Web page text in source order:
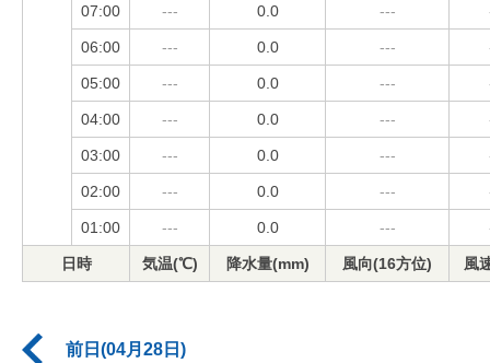
07:00 --- 0.0 ---
06:00 --- 0.0 ---
05:00 --- 0.0 ---
04:00 --- 0.0 ---
03:00 --- 0.0 ---
02:00 --- 0.0 ---
01:00 --- 0.0 ---
日時 気温(℃) 降水量(mm) 風向(16方位) 風
前日(04月28日)